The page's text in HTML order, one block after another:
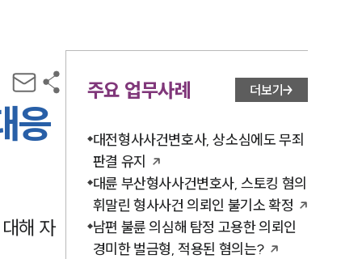
응
해 자
주요 업무사례 더보기
대전형사사건변호사, 상소심에도 무죄
판결 유지
대륜 부산형사사건변호사, 스토킹 혐의
휘말린 형사사건 의뢰인 불기소 확정
남편 불륜 의심해 탐정 고용한 의뢰인
경미한 벌금형, 적용된 혐의는?